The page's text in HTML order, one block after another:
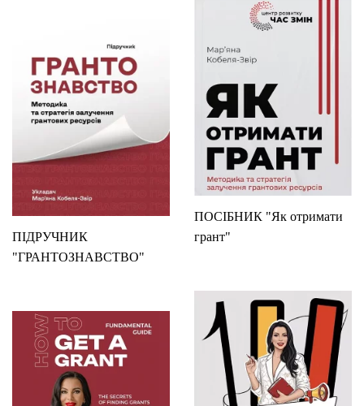
ПОСІБНИК "Як отримати
грант"
ПІДРУЧНИК
"ГРАНТОЗНАВСТВО"